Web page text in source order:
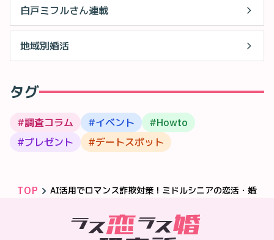
白戸ミフルさん連載
地域別婚活
タグ
#調査コラム #イベント #Howto
#プレゼント #デートスポット
TOP AI活用でロマンス詐欺対策！ミドルシニアの恋活・婚活